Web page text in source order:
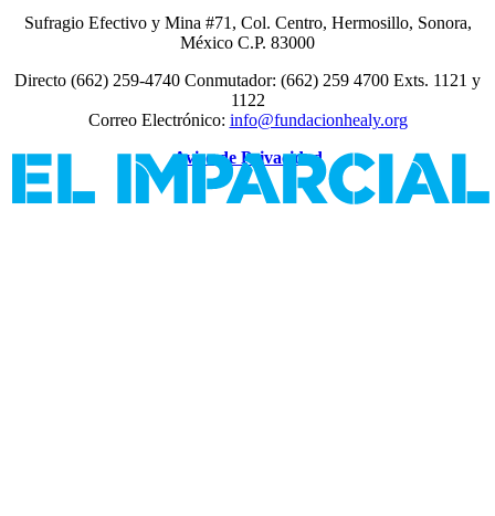
Sufragio Efectivo y Mina #71, Col. Centro, Hermosillo, Sonora,
México C.P. 83000
Directo (662) 259-4740 Conmutador: (662) 259 4700 Exts. 1121 y
1122
Correo Electrónico: info@fundacionhealy.org
Aviso de Privacidad